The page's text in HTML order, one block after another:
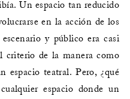
Un espacio tan reducido
en la acción de los
y público era casi
criterio de la manera como
espacio teatral. Pero, ¿qué
espacio donde un